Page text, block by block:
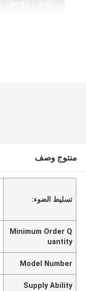
منتوج وصف
تسليط الضوء:
Minimum Order Q
uantity
Model Number
Supply Ability